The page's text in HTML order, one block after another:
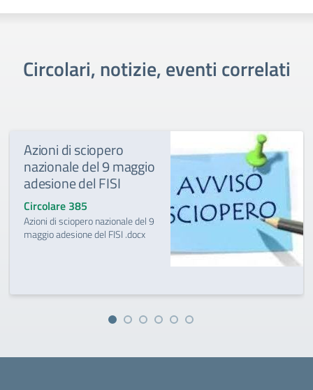
Circolari, notizie, eventi correlati
Azioni di sciopero
nazionale del 9 maggio
adesione del FISI
Circolare 385
Azioni di sciopero nazionale del 9
maggio adesione del FISI .docx